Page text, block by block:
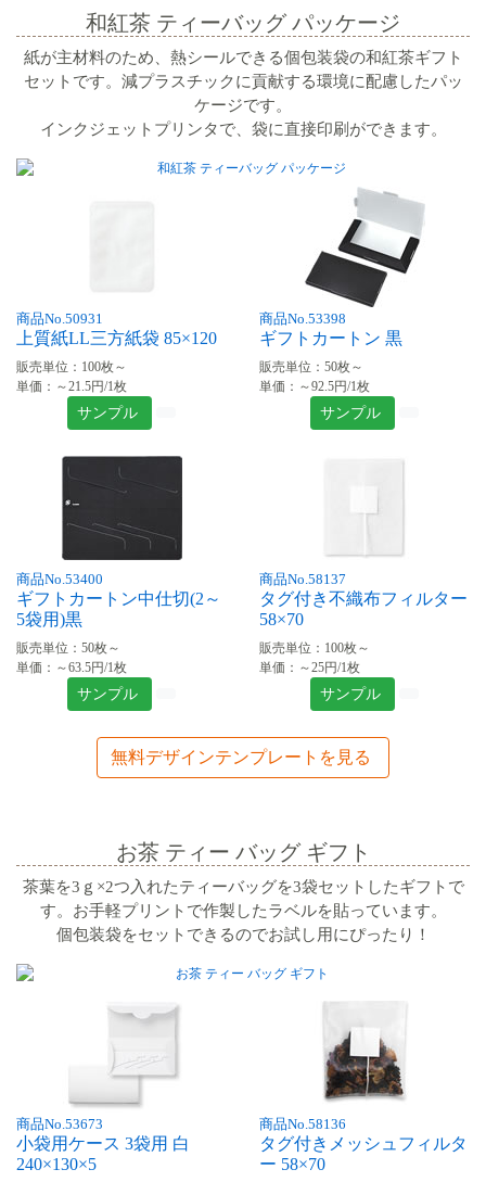
和紅茶 ティーバッグ パッケージ
紙が主材料のため、熱シールできる個包装袋の和紅茶ギフト
セットです。減プラスチックに貢献する環境に配慮したパッ
ケージです。
インクジェットプリンタで、袋に直接印刷ができます。
商品No.50931
上質紙LL三方紙袋 85×120
販売単位：100枚～
単価：～21.5円/1枚
サンプル
商品No.53398
ギフトカートン 黒
販売単位：50枚～
単価：～92.5円/1枚
サンプル
商品No.53400
ギフトカートン中仕切(2～
5袋用)黒
販売単位：50枚～
単価：～63.5円/1枚
サンプル
商品No.58137
タグ付き不織布フィルター
58×70
販売単位：100枚～
単価：～25円/1枚
サンプル
無料デザインテンプレートを見る
お茶 ティー バッグ ギフト
茶葉を3ｇ×2つ入れたティーバッグを3袋セットしたギフトで
す。お手軽プリントで作製したラベルを貼っています。
個包装袋をセットできるのでお試し用にぴったり！
商品No.53673
小袋用ケース 3袋用 白
240×130×5
商品No.58136
タグ付きメッシュフィルタ
ー 58×70